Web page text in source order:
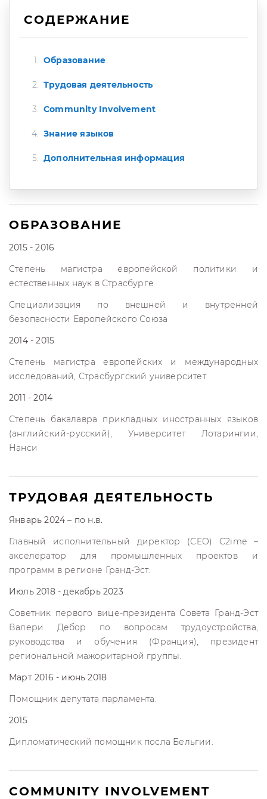
СОДЕРЖАНИЕ
Образование
Трудовая деятельность
Community Involvement
Знание языков
Дополнительная информация
ОБРАЗОВАНИЕ
2015 - 2016
Степень магистра европейской политики и
естественных наук в Страсбурге
Специализация по внешней и внутренней
безопасности Европейского Союза
2014 - 2015
Степень магистра европейских и международных
исследований, Страсбургский университет
2011 - 2014
Степень бакалавра прикладных иностранных языков
(английский-русский), Университет Лотарингии,
Нанси
ТРУДОВАЯ ДЕЯТЕЛЬНОСТЬ
Январь 2024 – по н.в.
Главный исполнительный директор (CEO) C2ime –
акселератор для промышленных проектов и
программ в регионе Гранд-Эст.
Июль 2018 - декабрь 2023
Советник первого вице-президента Совета Гранд-Эст
Валери Дебор по вопросам трудоустройства,
руководства и обучения (Франция), президент
региональной мажоритарной группы.
Март 2016 - июнь 2018
Помощник депутата парламента.
2015
Дипломатический помощник посла Бельгии.
COMMUNITY INVOLVEMENT